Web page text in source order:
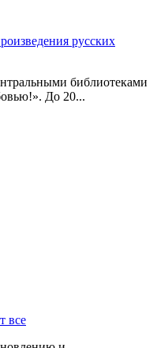
русских
библиотеками
До 20...
все